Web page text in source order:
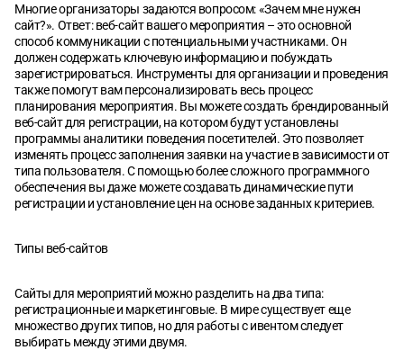
Многие организаторы задаются вопросом: «Зачем мне нужен
сайт?». Ответ: веб-сайт вашего мероприятия – это основной
способ коммуникации с потенциальными участниками. Он
должен содержать ключевую информацию и побуждать
зарегистрироваться. Инструменты для организации и проведения
также помогут вам персонализировать весь процесс
планирования мероприятия. Вы можете создать брендированный
веб-сайт для регистрации, на котором будут установлены
программы аналитики поведения посетителей. Это позволяет
изменять процесс заполнения заявки на участие в зависимости от
типа пользователя. С помощью более сложного программного
обеспечения вы даже можете создавать динамические пути
регистрации и установление цен на основе заданных критериев.
Типы веб-сайтов
Сайты для мероприятий можно разделить на два типа:
регистрационные и маркетинговые. В мире существует еще
множество других типов, но для работы с ивентом следует
выбирать между этими двумя.